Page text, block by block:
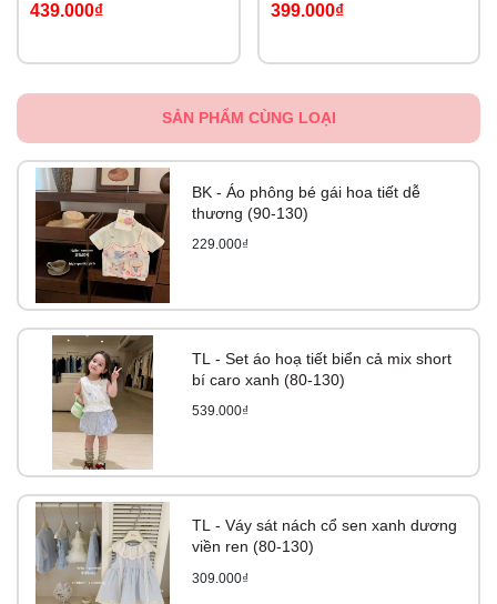
439.000₫ 399.000₫
SẢN PHẨM CÙNG LOẠI
BK - Áo phông bé gái hoa tiết dễ
thương (90-130)
229.000₫
TL - Set áo hoạ tiết biển cả mix short
bí caro xanh (80-130)
539.000₫
TL - Váy sát nách cổ sen xanh dương
viền ren (80-130)
309.000₫